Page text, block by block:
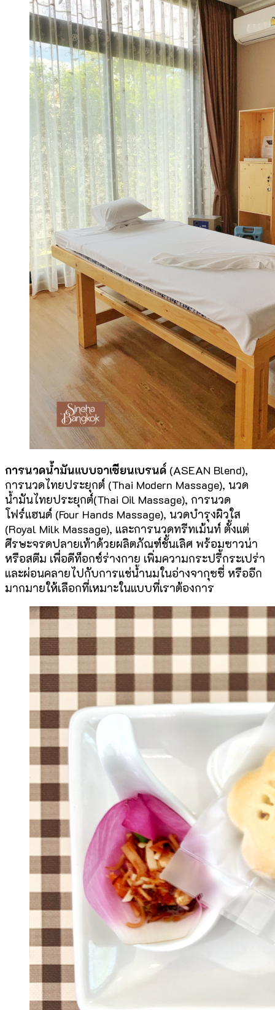
การนวดน้ำมันแบบอาเซียนเบรนด์ (ASEAN Blend),
การนวดไทยประยุกต์ (Thai Modern Massage), นวด
น้ำมันไทยประยุกต์(Thai Oil Massage), การนวด
โฟร์แฮนด์ (Four Hands Massage), นวดบำรุงผิวใส
(Royal Milk Massage), และการนวดทรีทเม้นท์ ตั้งแต่
ศีรษะจรดปลายเท้าด้วยผลิตภัณฑ์ชั้นเลิศ พร้อมซาวน่า
หรือสตีม เพื่อดีท็อกซ์ร่างกาย เพิ่มความกระปรี้กระเปร่า
และผ่อนคลายไปกับการแช่น้ำนมในอ่างจากุซซี่ หรืออีก
มากมายให้เลือกที่เหมาะในแบบที่เราต้องการ